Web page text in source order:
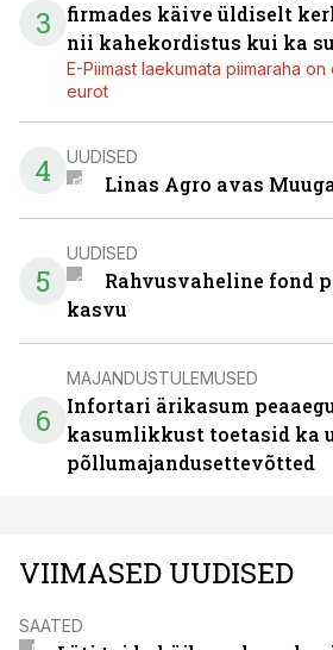
3
firmades käive üldiselt
nii kahekordistus kui ka
E-Piimast laekumata piimaraha on
eurot
4 UUDISED
Linas Agro avas
5
UUDISED
Rahvusvaheline fond
kasvu
6
MAJANDUSTULEMUSED
Infortari ärikasum
kasumlikkust toetasid ka
põllumajandusettevõtted
VIIMASED UUDISED
SAATED